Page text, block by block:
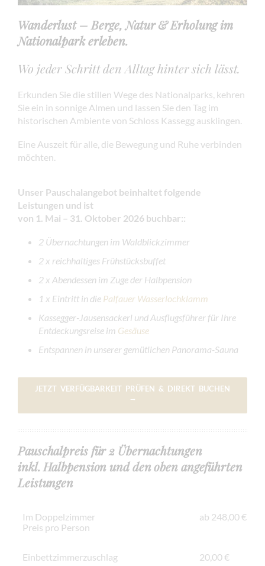
Wanderlust – Berge, Natur & Erholung im
Nationalpark erleben.
Wo jeder Schritt den Alltag hinter sich lässt.
Erkunden Sie die stillen Wege des Nationalparks, kehren
Sie ein in sonnige Almen und lassen Sie den Tag im
historischen Ambiente von Schloss Kassegg ausklingen.
Eine Auszeit für alle, die Bewegung und Ruhe verbinden
möchten.
Unser Pauschalangebot beinhaltet folgende
Leistungen und ist
von 1. Mai – 31. Oktober 2026 buchbar::
2 Übernachtungen im Waldblickzimmer
2 x reichhaltiges Frühstücksbuffet
2 x Abendessen im Zuge der Halbpension
1 x Eintritt in die Palfauer Wasserlochklamm
Kassegger-Jausensackerl und Ausflugsführer für Ihre
Entdeckungsreise im Gesäuse
Entspannen in unserer gemütlichen Panorama-Sauna
JETZT VERFÜGBARKEIT PRÜFEN & DIREKT BUCHEN
→
Pauschalpreis für 2 Übernachtungen
inkl. Halbpension und den oben angeführten
Leistungen
Im Doppelzimmer
Preis pro Person
ab 248,00 €
Einbettzimmerzuschlag 20,00 €